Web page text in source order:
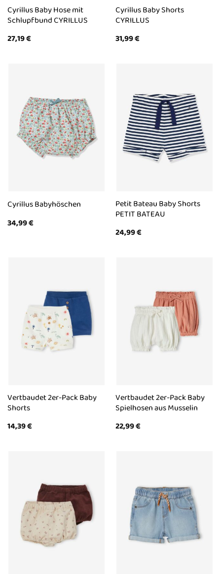
Cyrillus Baby Hose mit
Schlupfbund CYRILLUS
27,19€
Cyrillus Baby Shorts
CYRILLUS
31,99€
Cyrillus Babyhöschen
34,99€
Petit Bateau Baby Shorts
PETIT BATEAU
24,99€
Vertbaudet 2er-Pack Baby
Shorts
14,39€
Vertbaudet 2er-Pack Baby
Spielhosen aus Musselin
22,99€